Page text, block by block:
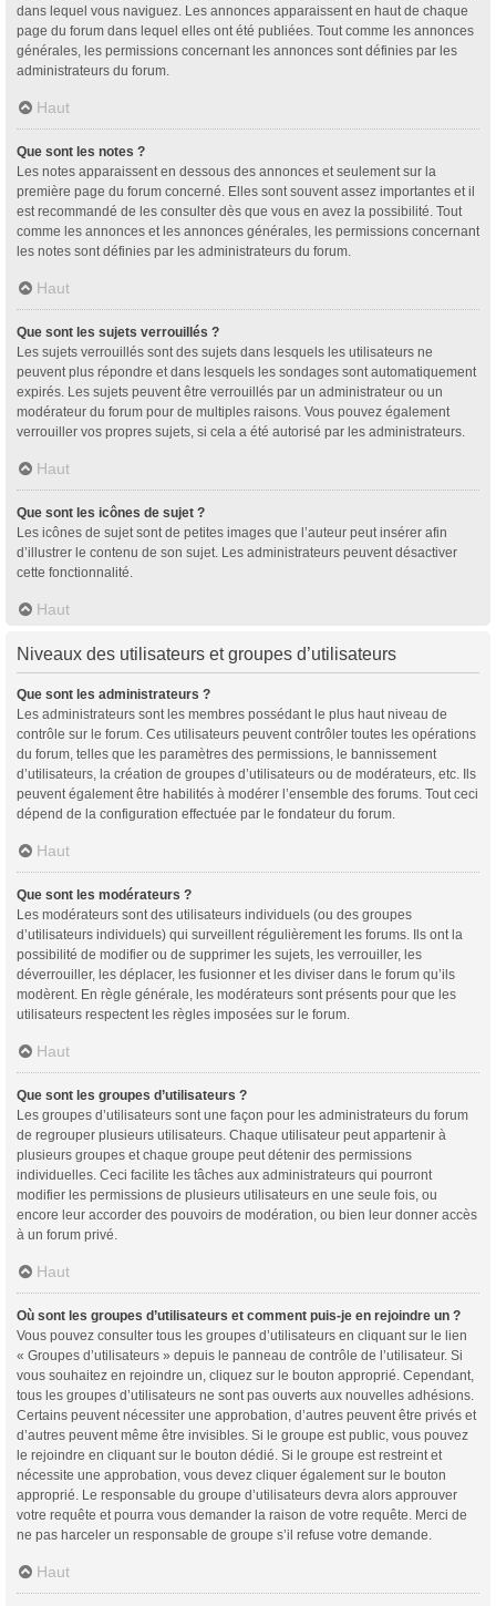
dans lequel vous naviguez. Les annonces apparaissent en haut de chaque
page du forum dans lequel elles ont été publiées. Tout comme les annonces
générales, les permissions concernant les annonces sont définies par les
administrateurs du forum.
Haut
Que sont les notes ?
Les notes apparaissent en dessous des annonces et seulement sur la
première page du forum concerné. Elles sont souvent assez importantes et il
est recommandé de les consulter dès que vous en avez la possibilité. Tout
comme les annonces et les annonces générales, les permissions concernant
les notes sont définies par les administrateurs du forum.
Haut
Que sont les sujets verrouillés ?
Les sujets verrouillés sont des sujets dans lesquels les utilisateurs ne
peuvent plus répondre et dans lesquels les sondages sont automatiquement
expirés. Les sujets peuvent être verrouillés par un administrateur ou un
modérateur du forum pour de multiples raisons. Vous pouvez également
verrouiller vos propres sujets, si cela a été autorisé par les administrateurs.
Haut
Que sont les icônes de sujet ?
Les icônes de sujet sont de petites images que l’auteur peut insérer afin
d’illustrer le contenu de son sujet. Les administrateurs peuvent désactiver
cette fonctionnalité.
Haut
Niveaux des utilisateurs et groupes d’utilisateurs
Que sont les administrateurs ?
Les administrateurs sont les membres possédant le plus haut niveau de
contrôle sur le forum. Ces utilisateurs peuvent contrôler toutes les opérations
du forum, telles que les paramètres des permissions, le bannissement
d’utilisateurs, la création de groupes d’utilisateurs ou de modérateurs, etc. Ils
peuvent également être habilités à modérer l’ensemble des forums. Tout ceci
dépend de la configuration effectuée par le fondateur du forum.
Haut
Que sont les modérateurs ?
Les modérateurs sont des utilisateurs individuels (ou des groupes
d’utilisateurs individuels) qui surveillent régulièrement les forums. Ils ont la
possibilité de modifier ou de supprimer les sujets, les verrouiller, les
déverrouiller, les déplacer, les fusionner et les diviser dans le forum qu’ils
modèrent. En règle générale, les modérateurs sont présents pour que les
utilisateurs respectent les règles imposées sur le forum.
Haut
Que sont les groupes d’utilisateurs ?
Les groupes d’utilisateurs sont une façon pour les administrateurs du forum
de regrouper plusieurs utilisateurs. Chaque utilisateur peut appartenir à
plusieurs groupes et chaque groupe peut détenir des permissions
individuelles. Ceci facilite les tâches aux administrateurs qui pourront
modifier les permissions de plusieurs utilisateurs en une seule fois, ou
encore leur accorder des pouvoirs de modération, ou bien leur donner accès
à un forum privé.
Haut
Où sont les groupes d’utilisateurs et comment puis-je en rejoindre un ?
Vous pouvez consulter tous les groupes d’utilisateurs en cliquant sur le lien
« Groupes d’utilisateurs » depuis le panneau de contrôle de l’utilisateur. Si
vous souhaitez en rejoindre un, cliquez sur le bouton approprié. Cependant,
tous les groupes d’utilisateurs ne sont pas ouverts aux nouvelles adhésions.
Certains peuvent nécessiter une approbation, d’autres peuvent être privés et
d’autres peuvent même être invisibles. Si le groupe est public, vous pouvez
le rejoindre en cliquant sur le bouton dédié. Si le groupe est restreint et
nécessite une approbation, vous devez cliquer également sur le bouton
approprié. Le responsable du groupe d’utilisateurs devra alors approuver
votre requête et pourra vous demander la raison de votre requête. Merci de
ne pas harceler un responsable de groupe s’il refuse votre demande.
Haut